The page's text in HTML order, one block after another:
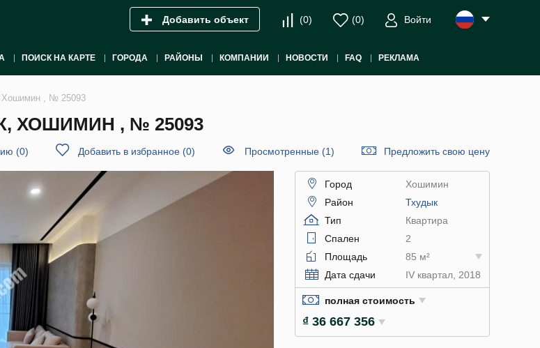
Добавить объект (0) (0) Войти
ПОИСК НА КАРТЕ ГОРОДА РАЙОНЫ КОМПАНИИ НОВОСТИ FAQ РЕКЛАМА
Хошимин , № 25093
ХОШИМИН , № 25093
(0) Добавить в избранное (0) Просмотренные (1) Предложить свою цену
Город
Хошимин
Район
Тхудык
Тип
Квартира
Спален
2
Площадь
85 м²
Дата сдачи
IV квартал, 2018
полная стоимость
₫ 36 667 356